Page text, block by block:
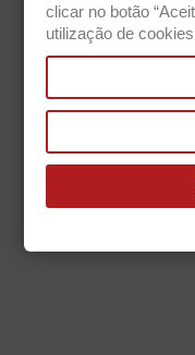
You may unsubscribe at any
OUR COMPANY
clicar no botão
utilização de